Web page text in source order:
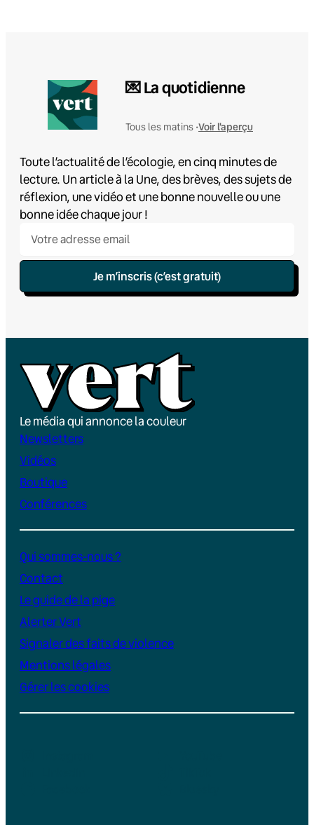
💌 La quotidienne
Tous les matins •Voir l'aperçu
Toute l’actualité de l’écologie, en cinq minutes de
lecture. Un article à la Une, des brèves, des sujets de
réflexion, une vidéo et une bonne nouvelle ou une
bonne idée chaque jour !
Je m’inscris (c’est gratuit)
Le média qui annonce la couleur
Newsletters
Vidéos
Boutique
Conférences
Qui sommes-nous ?
Contact
Le guide de la pige
Alerter Vert
Signaler des faits de violence
Mentions légales
Gérer les cookies